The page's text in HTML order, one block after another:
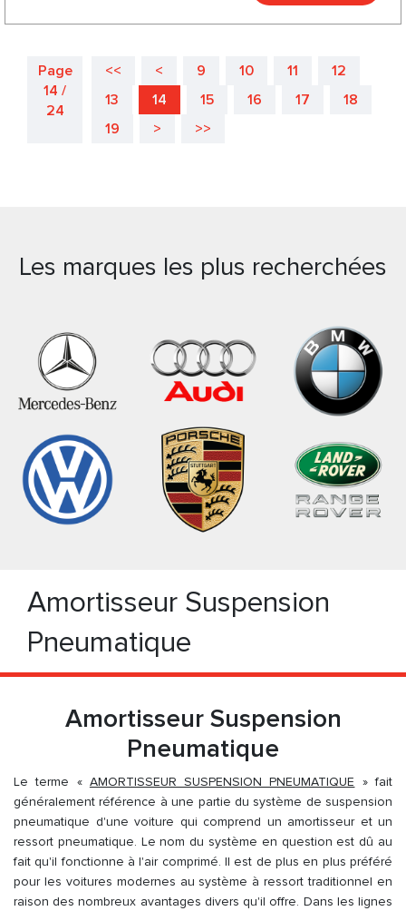
Page
14 /
24
<< < 9 10 11
12
13
14 15 16 17
18
19
> >>
Les marques les plus recherchées
Amortisseur Suspension
Pneumatique
Amortisseur Suspension
Pneumatique
Le terme « AMORTISSEUR SUSPENSION PNEUMATIQUE » fait
généralement référence à une partie du système de suspension
pneumatique d'une voiture qui comprend un amortisseur et un
ressort pneumatique. Le nom du système en question est dû au
fait qu'il fonctionne à l'air comprimé. Il est de plus en plus préféré
pour les voitures modernes au système à ressort traditionnel en
raison des nombreux avantages divers qu'il offre. Dans les lignes